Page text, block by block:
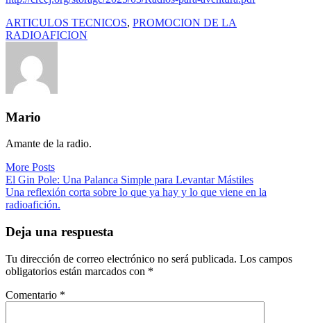
ARTICULOS TECNICOS, PROMOCION DE LA
RADIOAFICION
Mario
Amante de la radio.
More Posts
Navegación
de
El Gin Pole: Una Palanca Simple para Levantar Mástiles
Una reflexión corta sobre lo que ya hay y lo que viene en la
radioafición.
Deja una respuesta
Tu dirección de correo electrónico no será publicada. Los campos
obligatorios están marcados con *
Comentario *